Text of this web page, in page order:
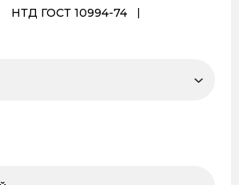
НТД ГОСТ 10994-74